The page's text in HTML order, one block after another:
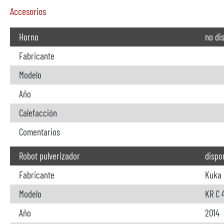
Accesorios
Horno
no
Fabricante
Modelo
Año
Calefacción
Comentarios
Robot pulverizador
Fabricante
Kuka
Modelo
KR C
Año
2014